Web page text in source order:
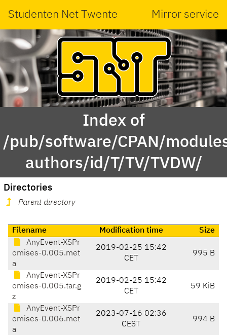
Studenten Net Twente Mirror service
Index of
/pub/software/CPAN/
authors/id/T/TV/TVDW/
Directories
Parent directory
Filename Modification time
Size
AnyEvent-XSPr
omises-0.005.met
a
2019-02-25 15:42
CET
995 B
AnyEvent-XSPr
omises-0.005.tar.g
z
2019-02-25 15:42
CET
59 KiB
AnyEvent-XSPr
omises-0.006.met
a
2023-07-16 02:36
CEST
994 B